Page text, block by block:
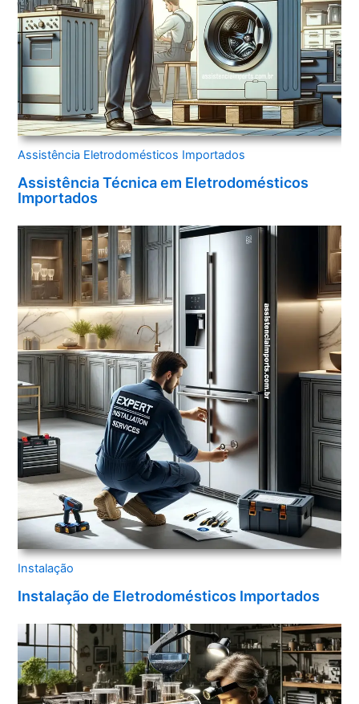
Assistência Eletrodomésticos Importados
Assistência Técnica em Eletrodomésticos
Importados
Instalação
Instalação de Eletrodomésticos Importados